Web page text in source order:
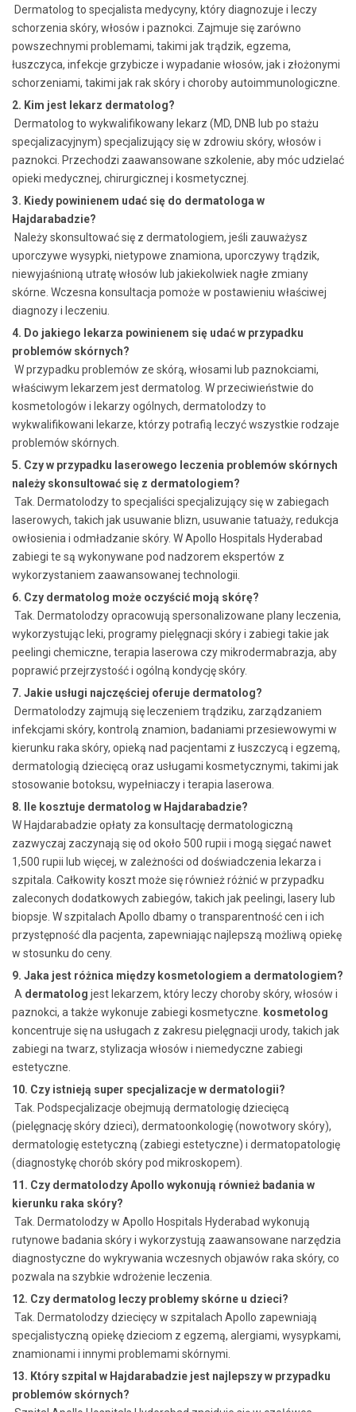
Dermatolog to specjalista medycyny, który diagnozuje i leczy
schorzenia skóry, włosów i paznokci. Zajmuje się zarówno
powszechnymi problemami, takimi jak trądzik, egzema,
łuszczyca, infekcje grzybicze i wypadanie włosów, jak i złożonymi
schorzeniami, takimi jak rak skóry i choroby autoimmunologiczne.
2. Kim jest lekarz dermatolog?
Dermatolog to wykwalifikowany lekarz (MD, DNB lub po stażu
specjalizacyjnym) specjalizujący się w zdrowiu skóry, włosów i
paznokci. Przechodzi zaawansowane szkolenie, aby móc udzielać
opieki medycznej, chirurgicznej i kosmetycznej.
3. Kiedy powinienem udać się do dermatologa w
Hajdarabadzie?
Należy skonsultować się z dermatologiem, jeśli zauważysz
uporczywe wysypki, nietypowe znamiona, uporczywy trądzik,
niewyjaśnioną utratę włosów lub jakiekolwiek nagłe zmiany
skórne. Wczesna konsultacja pomoże w postawieniu właściwej
diagnozy i leczeniu.
4. Do jakiego lekarza powinienem się udać w przypadku
problemów skórnych?
W przypadku problemów ze skórą, włosami lub paznokciami,
właściwym lekarzem jest dermatolog. W przeciwieństwie do
kosmetologów i lekarzy ogólnych, dermatolodzy to
wykwalifikowani lekarze, którzy potrafią leczyć wszystkie rodzaje
problemów skórnych.
5. Czy w przypadku laserowego leczenia problemów skórnych
należy skonsultować się z dermatologiem?
Tak. Dermatolodzy to specjaliści specjalizujący się w zabiegach
laserowych, takich jak usuwanie blizn, usuwanie tatuaży, redukcja
owłosienia i odmładzanie skóry. W Apollo Hospitals Hyderabad
zabiegi te są wykonywane pod nadzorem ekspertów z
wykorzystaniem zaawansowanej technologii.
6. Czy dermatolog może oczyścić moją skórę?
Tak. Dermatolodzy opracowują spersonalizowane plany leczenia,
wykorzystując leki, programy pielęgnacji skóry i zabiegi takie jak
peelingi chemiczne, terapia laserowa czy mikrodermabrazja, aby
poprawić przejrzystość i ogólną kondycję skóry.
7. Jakie usługi najczęściej oferuje dermatolog?
Dermatolodzy zajmują się leczeniem trądziku, zarządzaniem
infekcjami skóry, kontrolą znamion, badaniami przesiewowymi w
kierunku raka skóry, opieką nad pacjentami z łuszczycą i egzemą,
dermatologią dziecięcą oraz usługami kosmetycznymi, takimi jak
stosowanie botoksu, wypełniaczy i terapia laserowa.
8. Ile kosztuje dermatolog w Hajdarabadzie?
W Hajdarabadzie opłaty za konsultację dermatologiczną
zazwyczaj zaczynają się od około 500 rupii i mogą sięgać nawet
1,500 rupii lub więcej, w zależności od doświadczenia lekarza i
szpitala. Całkowity koszt może się również różnić w przypadku
zaleconych dodatkowych zabiegów, takich jak peelingi, lasery lub
biopsje. W szpitalach Apollo dbamy o transparentność cen i ich
przystępność dla pacjenta, zapewniając najlepszą możliwą opiekę
w stosunku do ceny.
9. Jaka jest różnica między kosmetologiem a dermatologiem?
A dermatolog jest lekarzem, który leczy choroby skóry, włosów i
paznokci, a także wykonuje zabiegi kosmetyczne.
kosmetolog
koncentruje się na usługach z zakresu pielęgnacji urody, takich jak
zabiegi na twarz, stylizacja włosów i niemedyczne zabiegi
estetyczne.
10. Czy istnieją super specjalizacje w dermatologii?
Tak. Podspecjalizacje obejmują dermatologię dziecięcą
(pielęgnację skóry dzieci), dermatoonkologię (nowotwory skóry),
dermatologię estetyczną (zabiegi estetyczne) i dermatopatologię
(diagnostykę chorób skóry pod mikroskopem).
11. Czy dermatolodzy Apollo wykonują również badania w
kierunku raka skóry?
Tak. Dermatolodzy w Apollo Hospitals Hyderabad wykonują
rutynowe badania skóry i wykorzystują zaawansowane narzędzia
diagnostyczne do wykrywania wczesnych objawów raka skóry, co
pozwala na szybkie wdrożenie leczenia.
12. Czy dermatolog leczy problemy skórne u dzieci?
Tak. Dermatolodzy dziecięcy w szpitalach Apollo zapewniają
specjalistyczną opiekę dzieciom z egzemą, alergiami, wysypkami,
znamionami i innymi problemami skórnymi.
13. Który szpital w Hajdarabadzie jest najlepszy w przypadku
problemów skórnych?